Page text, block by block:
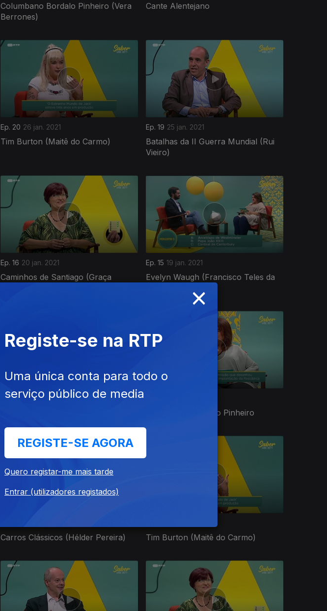
Columbano Bordalo Pinheiro (Vera
Berrones)
Cante Alentejano
Ep. 20 26 jan. 2021
Tim Burton (Maitê do Carmo)
Ep. 19 25 jan. 2021
Batalhas da II Guerra Mundial (Rui
Vieiro)
Ep. 16 20 jan. 2021
Caminhos de Santiago (Graça
Ep. 15 19 jan. 2021
Evelyn Waugh (Francisco Teles da
Ep. 25 05 dez. 2020
Columbano Bordalo Pinheiro
Carros Clássicos (Hélder Pereira) Tim Burton (Maitê do Carmo)
×
Registe-se na RTP
Uma única conta para todo o
serviço público de media
REGISTE-SE AGORA
Quero registar-me mais tarde
Entrar (utilizadores registados)